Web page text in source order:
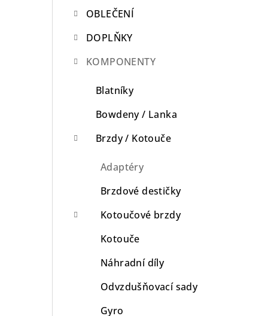
OBLEČENÍ
DOPLŇKY
KOMPONENTY
Blatníky
Bowdeny / Lanka
Brzdy / Kotouče
Adaptéry
Brzdové destičky
Kotoučové brzdy
Kotouče
Náhradní díly
Odvzdušňovací sady
Gyro